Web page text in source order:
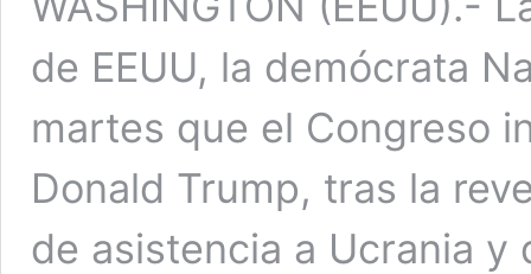
de EEUU, la demócrata
martes que el Congreso
Donald Trump, tras la
de asistencia a Ucrania y